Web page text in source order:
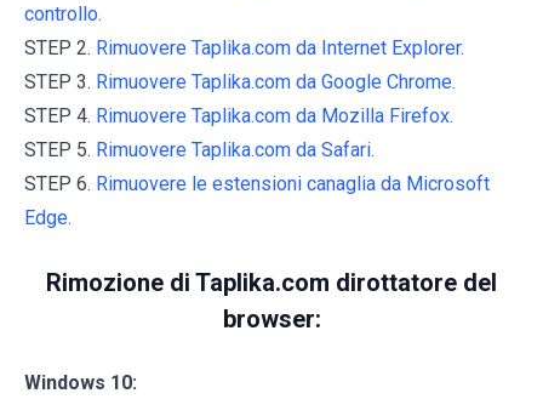
controllo.
STEP 2. Rimuovere Taplika.com da Internet Explorer.
STEP 3. Rimuovere Taplika.com da Google Chrome.
STEP 4. Rimuovere Taplika.com da Mozilla Firefox.
STEP 5. Rimuovere Taplika.com da Safari.
STEP 6. Rimuovere le estensioni canaglia da Microsoft
Edge.
Rimozione di Taplika.com dirottatore del
browser:
Windows 10: